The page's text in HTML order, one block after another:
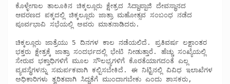
ಕೊಳ್ಳೇಗಾಲ ತಾಲೂಕಿನ ಚಿಕ್ಕಲ್ಲೂರು ಕ್ಷೇತ್ರದ ಸಿದ್ದಾಪ್ಪಾಜಿ ದೇವಸ್ಥಾನದ
ಆವರಣದ ಪಕ್ಕದಲ್ಲಿ ಚಿಕ್ಕಲ್ಲೂರು ಜಾತ್ರಾ ಮಹೋತ್ಸವ ಸಂಬಂಧ ನಡೆದ
ಪೂರ್ವಭಾವಿ ಸಭೆಯಲ್ಲಿ ಅವರು ಮಾತನಾಡಿದರು.
ಚಿಕ್ಕಲ್ಲೂರು ಜಾತ್ರೆಯು 5 ದಿನಗಳ ಕಾಲ ನಡೆಯಲಿದೆ. ಪ್ರತಿವರ್ಷ ಲಕ್ಷಾಂತರ
ಭಕ್ತರು ಕ್ಷೇತ್ರಕ್ಕೆ ಜಾತ್ರಾ ಸಂದರ್ಭದಲ್ಲಿ ಭೇಟಿ ನೀಡುತ್ತಾರೆ. ಹೆಚ್ಚು ಸಂಖ್ಯೆಯಲ್ಲಿ
ಸೇರುವ ಭಕ್ತಾಧಿಗಳಿಗೆ ಮೂಲ ಸೌಲಭ್ಯಗಳಿಗೆ ಕೊರತೆಯಾಗದಂತೆ ಎಲ್ಲ
ವ್ಯವಸ್ಥೆಗಳನ್ನು ಸಮರ್ಪಕವಾಗಿ ಕಲ್ಪಿಸಬೇಕಿದೆ. ಈ ನಿಟ್ಟಿನಲ್ಲಿ ವಿವಿಧ ಇಲಾಖೆಗಳ
ಅಧಿಕಾರಿಗಳು ತ್ವರಿತವಾಗಿ ಸಿದ್ದತೆಗೆ ಮುಂದಾಗಬೇಕು ಎಂದು ಶಾಸಕರು,